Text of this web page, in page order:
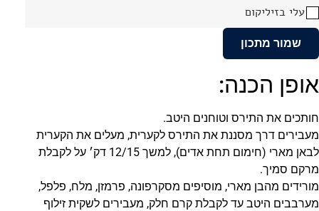
עלי בזיליקום
שמור מתכון
אופן הכנה:
חותכים את התירס וטוחנים היטב.
מעבירים דרך מסננת את התירס לקערית, מעלים את הקערית
לבאן מארי (חימום תחת אדים), למשך 12/15 דק׳ על לקבלת
מרקם סמיך.
מורידים מהבן מארי, מוסיפים מסקרפונה, פרמזן, מלח, פלפל,
מערבבים היטב עד לקבלת קרם חלק, מעבירים לשקית זילוף